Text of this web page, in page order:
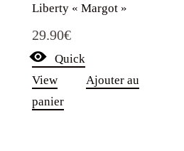
Liberty « Margot »
29.90€
Quick
View
Ajouter au
panier